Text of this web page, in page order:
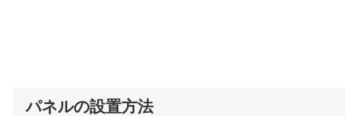
パネルの設置方法